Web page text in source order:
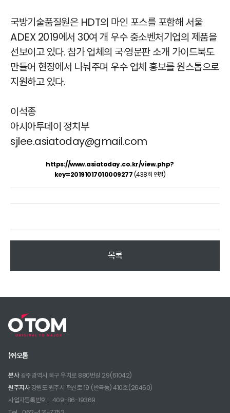
국방기술품질원은 HDT의 마인 포스를 포함해 서울
ADEX 2019에서 30여 개 우수 중소벤처기업의 제품을
선보이고 있다. 참가 업체의 국·영문판 소개 가이드북도
만들어 현장에서 나눠주며 우수 업체 홍보를 원스톱으로
지원하고 있다.
이석종
아시아투데이 정치부
sjlee.asiatoday@gmail.com
https://www.asiatoday.co.kr/view.php?
key=20191017010009277(438회 연결)
목록
㈜오톰
본사광주광역시 북구 우치로 880번길 29(61042)
원주지사강원도 원주시 혁신로 19 (반곡동) 410호(26460)
사업자등록번호 : 409-86-19369